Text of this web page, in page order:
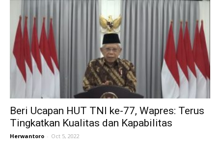
Beri Ucapan HUT TNI ke-77, Wapres: Terus
Tingkatkan Kualitas dan Kapabilitas
Herwantoro - Oct 5, 2022